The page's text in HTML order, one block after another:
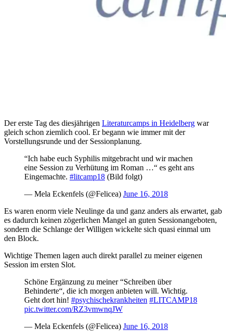
Der erste Tag des diesjährigen Literaturcamps in Heidelberg war
gleich schon ziemlich cool. Er begann wie immer mit der
Vorstellungsrunde und der Sessionplanung.
“Ich habe euch Syphilis mitgebracht und wir machen
eine Session zu Verhütung im Roman …“ es geht ans
Eingemachte. #litcamp18 (Bild folgt)
— Mela Eckenfels (@Felicea) June 16, 2018
Es waren enorm viele Neulinge da und ganz anders als erwartet, gab
es dadurch keinen zögerlichen Mangel an guten Sessionangeboten,
sondern die Schlange der Willigen wickelte sich quasi einmal um
den Block.
Wichtige Themen lagen auch direkt parallel zu meiner eigenen
Session im ersten Slot.
Schöne Ergänzung zu meiner “Schreiben über
Behinderte“, die ich morgen anbieten will. Wichtig.
Geht dort hin! #psychischekrankheiten #LITCAMP18
pic.twitter.com/RZ3vmwnqJW
— Mela Eckenfels (@Felicea) June 16, 2018